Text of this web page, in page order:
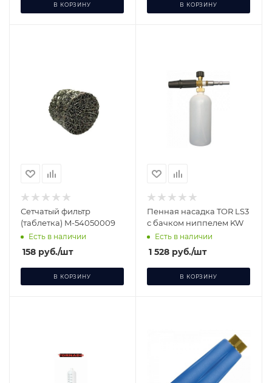
В КОРЗИНУ В КОРЗИНУ
Сетчатый фильтр
(таблетка) M-54050009
Есть в наличии
158 руб./шт
В КОРЗИНУ
Пенная насадка TOR LS3
с бачком ниппелем KW
Есть в наличии
1 528 руб./шт
В КОРЗИНУ